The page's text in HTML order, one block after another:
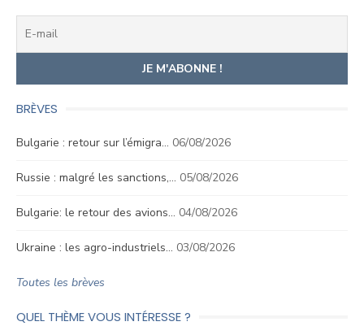
BRÈVES
Bulgarie : retour sur l’émigra… 06/08/2026
Russie : malgré les sanctions,… 05/08/2026
Bulgarie: le retour des avions… 04/08/2026
Ukraine : les agro-industriels… 03/08/2026
Toutes les brèves
QUEL THÈME VOUS INTÉRESSE ?